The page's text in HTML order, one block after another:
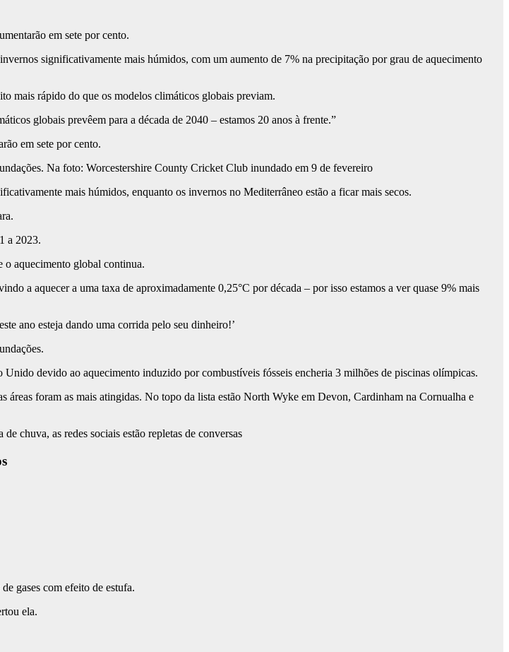
em sete por cento.
significativamente mais húmidos, com um aumento de 7% na precipitação por grau de aquecimento
mais rápido do que os modelos climáticos globais previam.
globais prevêem para a década de 2040 – estamos 20 anos à frente.”
em sete por cento.
Na foto: Worcestershire County Cricket Club inundado em 9 de fevereiro
mais húmidos, enquanto os invernos no Mediterrâneo estão a ficar mais secos.
a 2023.
o aquecimento global continua.
a aquecer a uma taxa de aproximadamente 0,25°C por década – por isso estamos a ver quase 9% mais
ano esteja dando uma corrida pelo seu dinheiro!’
devido ao aquecimento induzido por combustíveis fósseis encheria 3 milhões de piscinas olímpicas.
áreas foram as mais atingidas. No topo da lista estão North Wyke em Devon, Cardinham na Cornualha e
chuva, as redes sociais estão repletas de conversas
gases com efeito de estufa.
ela.